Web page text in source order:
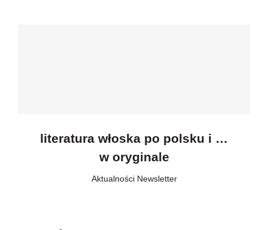
literatura włoska po polsku i …
w oryginale
Aktualności, Newsletter